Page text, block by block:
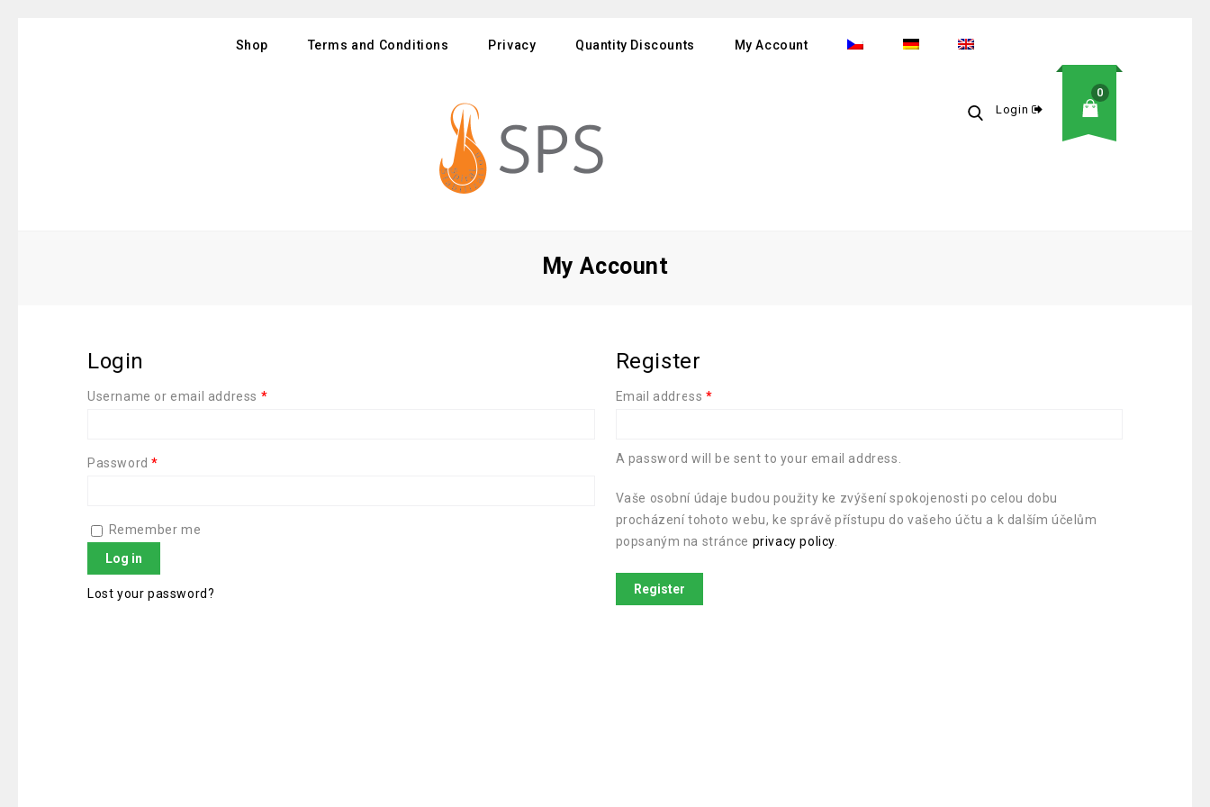
Shop Terms and Conditions Privacy Quantity Discounts My Account
Login
0
My Account
Login
Username or email address *
Password*
Remember me
Log in
Lost your password?
Register
Email address *
A password will be sent to your email address.
Vaše osobní údaje budou použity ke zvýšení spokojenosti po celou dobu
procházení tohoto webu, ke správě přístupu do vašeho účtu a k dalším účelům
popsaným na stránce privacy policy.
Register